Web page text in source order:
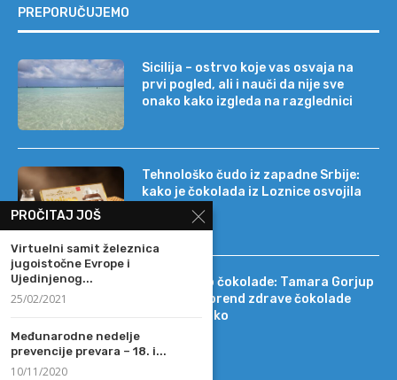
PREPORUČUJEMO
Sicilija – ostrvo koje vas osvaja na
prvi pogled, ali i nauči da nije sve
onako kako izgleda na razglednici
Tehnološko čudo iz zapadne Srbije:
kako je čokolada iz Loznice osvojila
22 tržišta
Od DIF-a do čokolade: Tamara Gorjup
pokrenula brend zdrave čokolade
Kapetan Koko
PROČITAJ JOŠ
Virtuelni samit železnica
jugoistočne Evrope i
Ujedinjenog...
25/02/2021
Međunarodne nedelje
prevencije prevara – 18. i...
10/11/2020